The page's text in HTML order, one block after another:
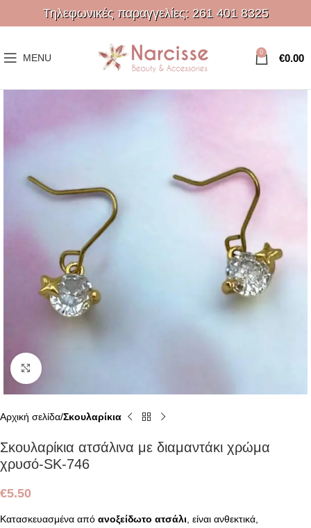
Τηλεφωνικές παραγγελίες: 261 401 8325
MENU 0 €0.00
Click to enlarge
Αρχική σελίδα Σκουλαρίκια
Σκουλαρίκια ατσάλινα με διαμαντάκι χρώμα
χρυσό-SK-746
€5.50
Κατασκευασμένα από ανοξείδωτο ατσάλι , είναι ανθεκτικά,